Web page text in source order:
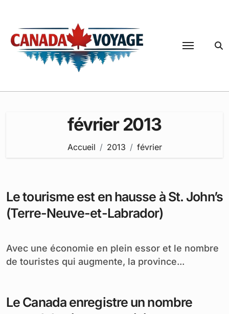
contenu
février 2013
Accueil 2013 février
Le tourisme est en hausse à St. John’s
(Terre-Neuve-et-Labrador)
Avec une économie en plein essor et le nombre
de touristes qui augmente, la province...
Le Canada enregistre un nombre